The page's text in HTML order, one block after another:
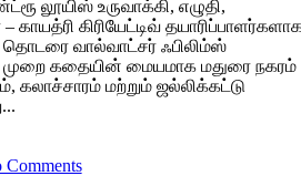
லூயிஸ் உருவாக்கி, எழுதி,
காயத்ரி கிரியேட்டிவ்
வால்வாட்சர் ஃபிலிம்ஸ்
முறை கதையின் மையமாக மதுரை நகரம்
கலாச்சாரம் மற்றும் ஜல்லிக்கட்டு
Comments